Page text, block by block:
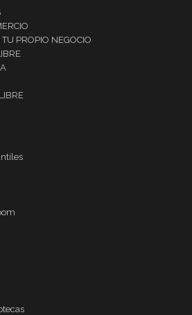
PROPIO NEGOCIO